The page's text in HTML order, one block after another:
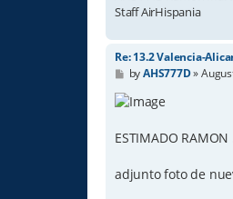
Staff AirHispania
Re: 13.2 Valencia-
P
s
t
byAHS777D»
ESTIMADO RAMON
adjunto foto de